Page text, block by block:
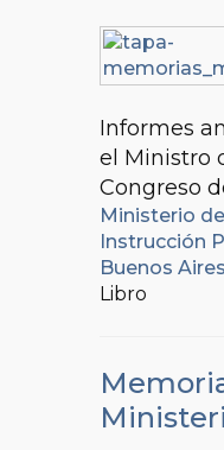
Informes
el Ministro
Congreso
Ministerio
Instrucción
Buenos Aires
Libro